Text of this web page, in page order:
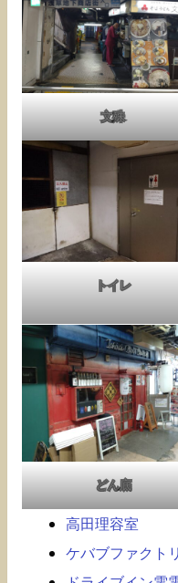
文殊
トイレ
どん底
高田理容室
ケバブファクト